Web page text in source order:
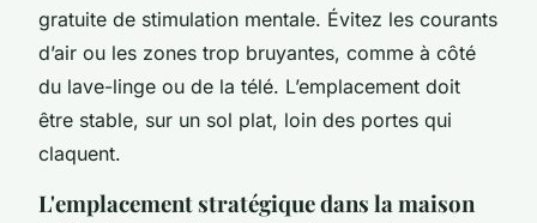
gratuite de stimulation mentale. Évitez les courants
d’air ou les zones trop bruyantes, comme à côté
du lave-linge ou de la télé. L’emplacement doit
être stable, sur un sol plat, loin des portes qui
claquent.
L'emplacement stratégique dans la maison